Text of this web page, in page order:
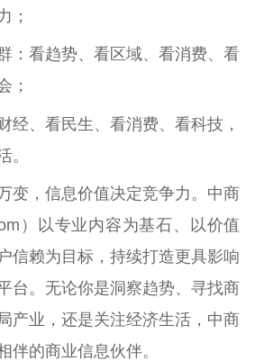
；
：看趋势、看区域、看消费、看
；
经、看民生、看消费、看科技，
。
变，信息价值决定竞争力。中商
）以专业内容为基石、以价值
信赖为目标，持续打造更具影响
台。无论你是洞察趋势、寻找商
产业，还是关注经济生活，中商
伴的商业信息伙伴。